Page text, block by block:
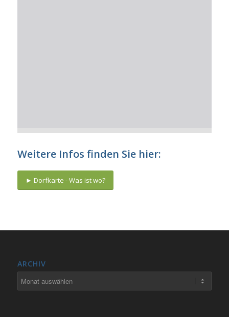
Weitere Infos finden Sie hier:
► Dorfkarte - Was ist wo?
ARCHIV